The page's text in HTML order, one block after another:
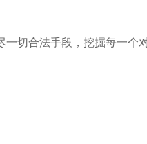
切合法手段，挖掘每一个